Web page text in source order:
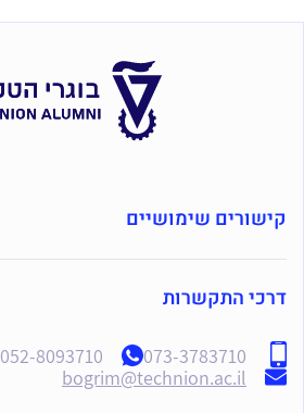
קישורים שימושיים
דרכי התקשרות
073-3783710
052-8093710
bogrim@technion.ac.il